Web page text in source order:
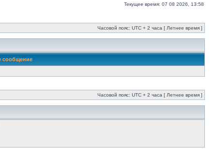
Текущее время: 07 08 2026, 13:58
Часовой пояс: UTC + 2 часа [ Летнее время ]
сообщение
Часовой пояс: UTC + 2 часа [ Летнее время ]